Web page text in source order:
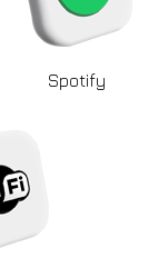
Spotify